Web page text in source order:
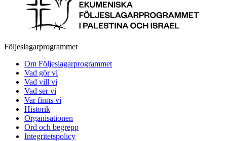
Följeslagarprogrammet
Om Följeslagarprogrammet
Vad gör vi
Vad vill vi
Vad ser vi
Var finns vi
Historik
Organisationen
Ord och begrepp
Integritetspolicy